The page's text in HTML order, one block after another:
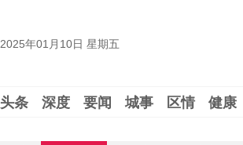
2025年01月10日 星期五
头条 深度 要闻 城事 区情 健康